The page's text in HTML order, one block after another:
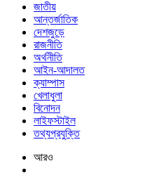
জাতীয়
আন্তর্জাতিক
দেশজুড়ে
রাজনীতি
অর্থনীতি
আইন-আদালত
ক্যাম্পাস
খেলাধুলা
বিনোদন
লাইফস্টাইল
তথ্যপ্রযুক্তি
আরও